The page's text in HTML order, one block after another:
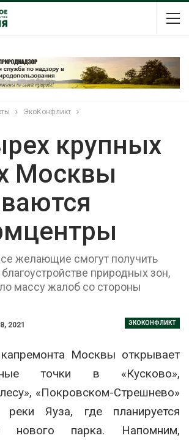
ЭкоКонфликт
крупных
Москвы
желающие смогут получить
природных зон,
массу жалоб со стороны
ЭКОКОНФЛИКТ
2021
Москвы открывает
точки в «Кусково»,
«Покровском-Стрешнево»
Яуза, где планируется
нового парка. Напомним,